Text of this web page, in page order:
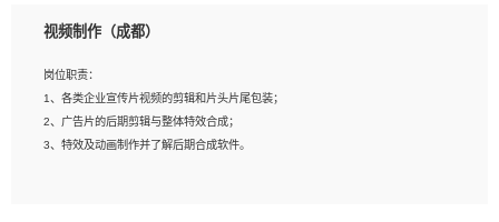
上；
3、想象力丰富, 有一定的艺术审美深度；
4、有良好的场景特效搭建功底；
5、熟悉 3Ds Max 或者 Maya；
6、有良好的沟通能力和团队合作意识；
视频制作（成都）
岗位职责：
1、各类企业宣传片视频的剪辑和片头片尾包装；
2、广告片的后期剪辑与整体特效合成；
3、特效及动画制作并了解后期合成软件。